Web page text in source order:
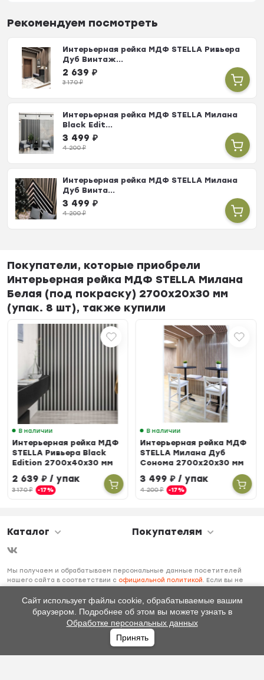
Избранное
Рекомендуем посмотреть
Интерьерная рейка МДФ STELLA Ривьера
Дуб Винтаж...
2 639 ₽
3 170₽
Интерьерная рейка МДФ STELLA Милана
Black Edit...
3 499 ₽
4 200₽
Интерьерная рейка МДФ STELLA Милана
Дуб Винта...
3 499 ₽
4 200₽
Покупатели, которые приобрели
Интерьерная рейка МДФ STELLA Милана
Белая (под покраску) 2700х20х30 мм
(упак. 8 шт), также купили
В наличии
Интерьерная рейка МДФ
STELLA Ривьера Black
Edition 2700х40х30 мм
(упак. 4 шт)
2 639₽/ упак
3 170₽ -17%
В наличии
Интерьерная рейка МДФ
STELLA Милана Дуб
Сонома 2700х20х30 мм
(упак. 8 шт)
3 499₽/ упак
4 200₽ -17%
Каталог Покупателям
Мы получаем и обрабатываем персональные данные посетителей
нашего сайта в соответствии с официальной политикой. Если вы не
необходимо покинуть наш сайт.
Сайт использует файлы cookie, обрабатываемые вашим
браузером. Подробнее об этом вы можете узнать в
Обработке персональных данных
Принять